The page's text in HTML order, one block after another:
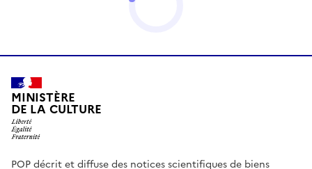
MINISTÈRE
DE LA CULTURE
POP décrit et diffuse des notices scientifiques de biens